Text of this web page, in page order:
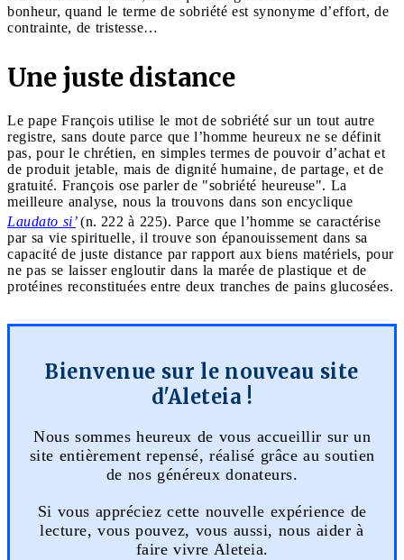
bonheur, quand le terme de sobriété est synonyme d’effort, de
contrainte, de tristesse…
Une juste distance
Le pape François utilise le mot de sobriété sur un tout autre
registre, sans doute parce que l’homme heureux ne se définit
pas, pour le chrétien, en simples termes de pouvoir d’achat et
de produit jetable, mais de dignité humaine, de partage, et de
gratuité. François ose parler de "sobriété heureuse". La
meilleure analyse, nous la trouvons dans son encyclique
Laudato si’ (n. 222 à 225). Parce que l’homme se caractérise
par sa vie spirituelle, il trouve son épanouissement dans sa
capacité de juste distance par rapport aux biens matériels, pour
ne pas se laisser engloutir dans la marée de plastique et de
protéines reconstituées entre deux tranches de pains glucosées.
Bienvenue sur le nouveau site
d'Aleteia !
Nous sommes heureux de vous accueillir sur un
site entièrement repensé, réalisé grâce au soutien
de nos généreux donateurs.
Si vous appréciez cette nouvelle expérience de
lecture, vous pouvez, vous aussi, nous aider à
faire vivre Aleteia.